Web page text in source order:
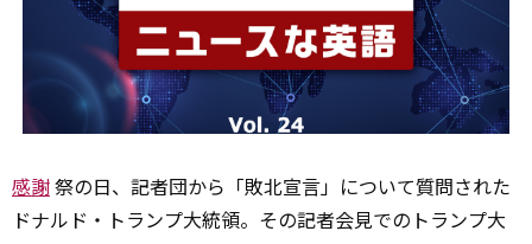
感謝祭の日、記者団から「敗北宣言」について質問された
ドナルド・トランプ大統領。その記者会見でのトランプ大